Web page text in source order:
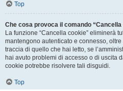
Top
Che cosa provoca il comando “Cancella
La funzione “Cancella cookie” eliminerà
mantengono autenticato e connesso,
traccia di quello che hai letto, se
hai avuto problemi di accesso o di uscita
cookie potrebbe risolvere tali disguidi.
Top